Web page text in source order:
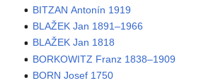
BITZAN Antonín 1919
BLAŽEK Jan 1891–1966
BLAŽEK Jan 1818
BORKOWITZ Franz 1838–1909
BORN Josef 1750